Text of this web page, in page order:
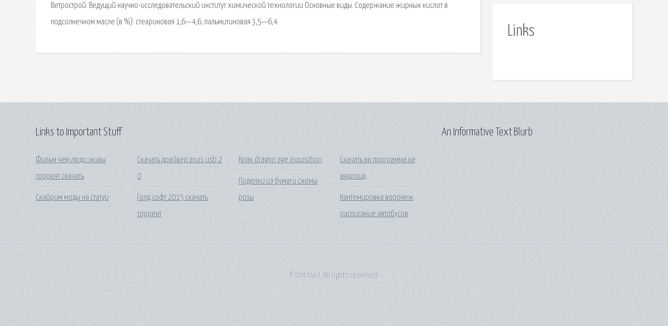
Ветрострой. Ведущий научно-исследовательский институт химической технологии Основные виды. Содержание жирных кислот в
подсолнечном масле (в %): стеариновая 1,6—4,6, пальмитиновая 3,5—6,4.
Links
Links to Important Stuff
Фильм чем люди живы
торрент скачать
Скайрим моды на статуи
Скачать драйвер asus usb 2
0
Голд софт 2015 скачать
торрент
Кряк dragon age inquisition
Поделки из бумаги схемы
розы
Скачать вк программа на
андроид
Кантемировка воронеж
расписание автобусов
An Informative Text Blurb
© Untitled. All rights reserved.